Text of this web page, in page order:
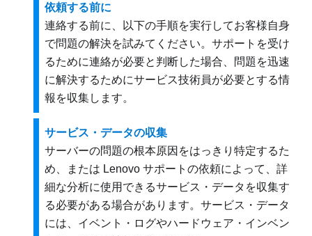
依頼する前に
連絡する前に、以下の手順を実行してお客様自身
で問題の解決を試みてください。サポートを受け
るために連絡が必要と判断した場合、問題を迅速
に解決するためにサービス技術員が必要とする情
報を収集します。
サービス・データの収集
サーバーの問題の根本原因をはっきり特定するた
め、または Lenovo サポートの依頼によって、詳
細な分析に使用できるサービス・データを収集す
る必要がある場合があります。サービス・データ
には、イベント・ログやハードウェア・インベン